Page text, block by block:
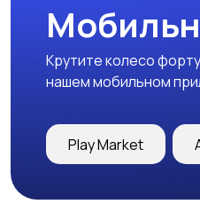
Крутите колесо
нашем мобильном
Play Market